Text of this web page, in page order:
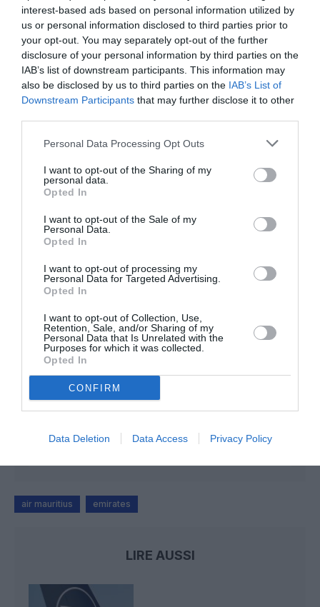
interest-based ads based on personal information utilized by
us or personal information disclosed to third parties prior to
your opt-out. You may separately opt-out of the further
disclosure of your personal information by third parties on the
IAB’s list of downstream participants. This information may
also be disclosed by us to third parties on the IAB’s List of
Downstream Participants that may further disclose it to other
Personal Data Processing Opt Outs
I want to opt-out of the Sharing of my
personal data.
Opted In
I want to opt-out of the Sale of my
Personal Data.
Opted In
I want to opt-out of processing my
Personal Data for Targeted Advertising.
Opted In
I want to opt-out of Collection, Use,
Retention, Sale, and/or Sharing of my
Personal Data that Is Unrelated with the
Purposes for which it was collected.
Opted In
CONFIRM
Data Deletion Data Access Privacy Policy
FAIRE UN DON
Appel aux lecteurs !
Soutenez Air Journal participez
à son
développement !
l'article :
Après Emirates, Lufthansa remet en cause la réception
de Boeing 777-9 déjà construits
CHECK LASTa commenté l'article :
de Boeing 777-9 déjà construits
air mauritius emirates
LIRE AUSSI